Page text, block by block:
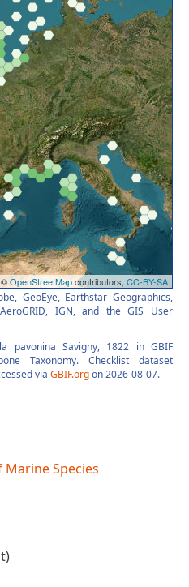
GeoEye, Earthstar Geographics,
IGN, and the GIS User
pavonina Savigny, 1822 in GBIF
Taxonomy. Checklist dataset
via GBIF.orgon 2026-08-07.
Species